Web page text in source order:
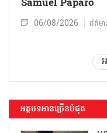
Samuel Paparo
06/08/2026 ព័ត៌ម
អត្ថបទអានច្រើនបំផុត